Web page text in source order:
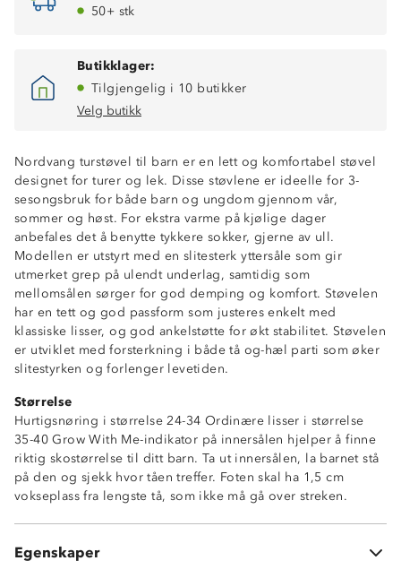
50+ stk
Butikklager:
Tilgjengelig i 10 butikker
Velg butikk
Nordvang turstøvel til barn er en lett og komfortabel støvel
designet for turer og lek. Disse støvlene er ideelle for 3-
sesongsbruk for både barn og ungdom gjennom vår,
sommer og høst. For ekstra varme på kjølige dager
anbefales det å benytte tykkere sokker, gjerne av ull.
Modellen er utstyrt med en slitesterk yttersåle som gir
utmerket grep på ulendt underlag, samtidig som
mellomsålen sørger for god demping og komfort. Støvelen
har en tett og god passform som justeres enkelt med
klassiske lisser, og god ankelstøtte for økt stabilitet. Støvelen
er utviklet med forsterkning i både tå og-hæl parti som øker
slitestyrken og forlenger levetiden.
Størrelse
Hurtigsnøring i størrelse 24-34 Ordinære lisser i størrelse
35-40 Grow With Me-indikator på innersålen hjelper å finne
riktig skostørrelse til ditt barn. Ta ut innersålen, la barnet stå
på den og sjekk hvor tåen treffer. Foten skal ha 1,5 cm
vokseplass fra lengste tå, som ikke må gå over streken.
Egenskaper
Lettvekt
God demping
Growth indikator
Lisser
Ankelstøtte
Uttakbar innersåle
Ordinære lisser i størrelse 35-40